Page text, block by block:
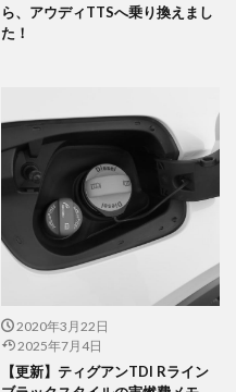
ら、アウディTTSへ乗り換えまし
た！
2020年3月22日
2025年7月4日
【更新】ティグアンTDI Rライン